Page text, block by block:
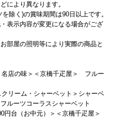
により異なります。
除く)の賞味期間は90日以上です。
表示内容が変更になる場合がござ
部屋の照明等により実際の商品と
名店の味 ＞＜京橋千疋屋＞ フルー
クリーム・シャーベット ＞ シャーベ
ルーツコーラスシャーベット
円台（お中元）
＞＜京橋千疋屋＞